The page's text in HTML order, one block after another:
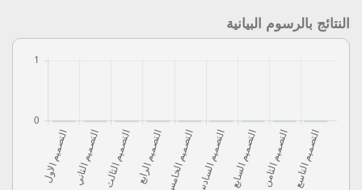
النتائج بالرسوم البيانية